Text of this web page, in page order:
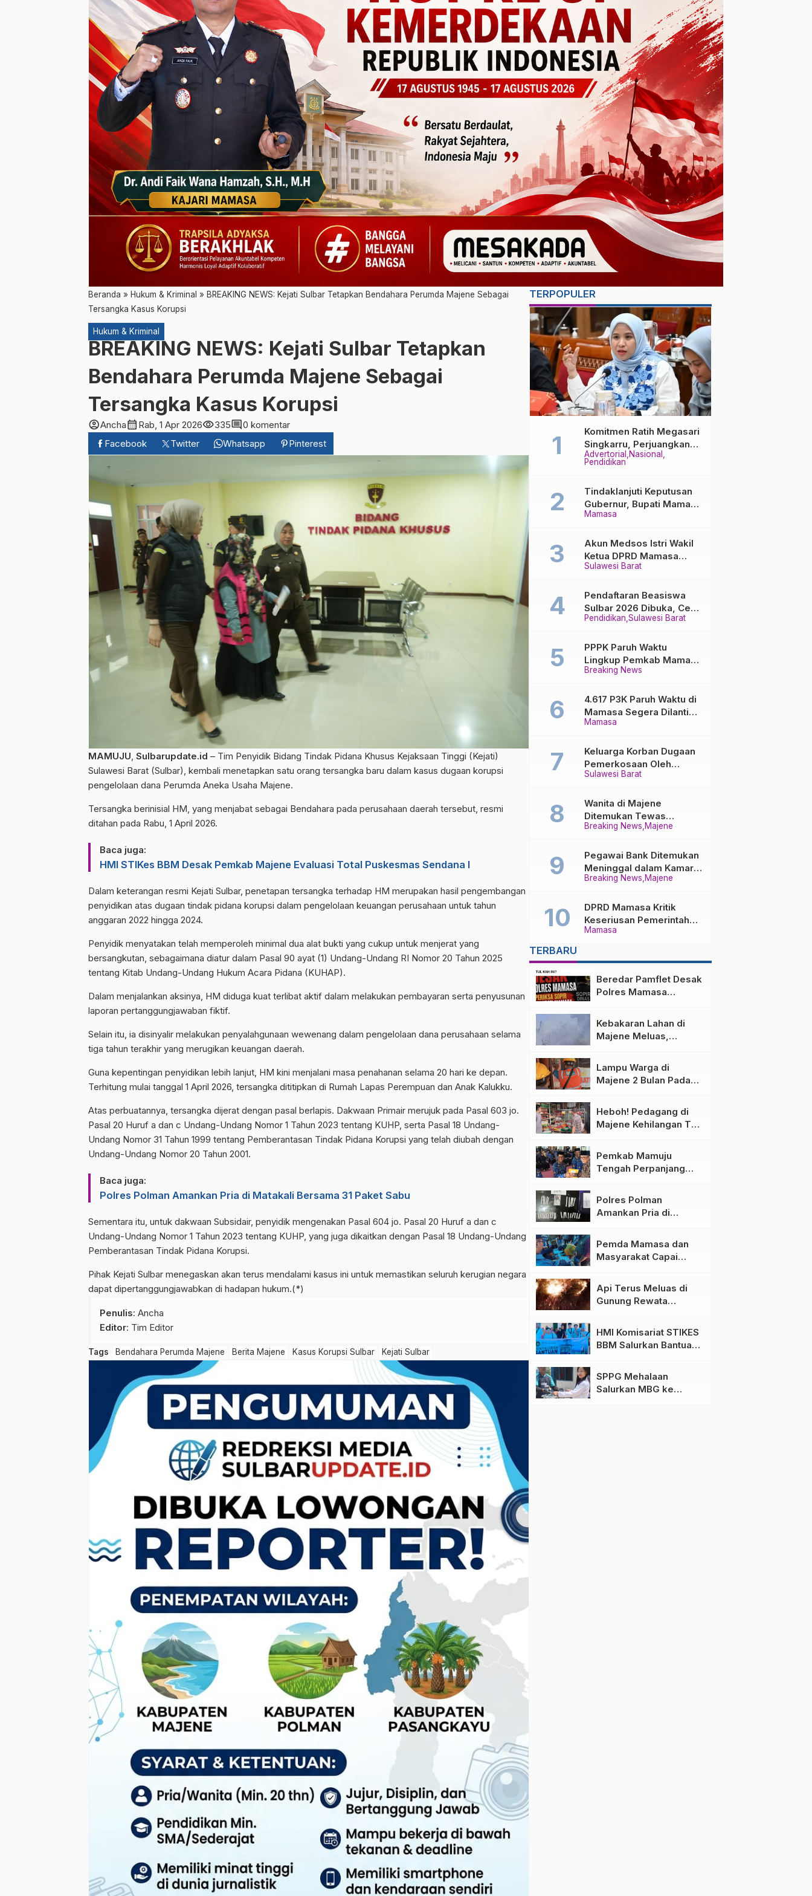
Beranda » Hukum & Kriminal » BREAKING NEWS: Kejati Sulbar Tetapkan Bendahara Perumda Majene Sebagai
Tersangka Kasus Korupsi
Hukum & Kriminal
BREAKING NEWS: Kejati Sulbar Tetapkan
Bendahara Perumda Majene Sebagai
Tersangka Kasus Korupsi
account_circleAnchacalendar_month Rab, 1 Apr 2026visibility335comment0 komentar
Facebook
Twitter Whatsapp Pinterest
MAMUJU, Sulbarupdate.id – Tim Penyidik Bidang Tindak Pidana Khusus Kejaksaan Tinggi (Kejati)
Sulawesi Barat (Sulbar), kembali menetapkan satu orang tersangka baru dalam kasus dugaan korupsi
pengelolaan dana Perumda Aneka Usaha Majene.
Tersangka berinisial HM, yang menjabat sebagai Bendahara pada perusahaan daerah tersebut, resmi
ditahan pada Rabu, 1 April 2026.
Baca juga:
HMI STIKes BBM Desak Pemkab Majene Evaluasi Total Puskesmas Sendana I
​Dalam keterangan resmi Kejati Sulbar, penetapan tersangka terhadap HM merupakan hasil pengembangan
penyidikan atas dugaan tindak pidana korupsi dalam pengelolaan keuangan perusahaan untuk tahun
anggaran 2022 hingga 2024.
Penyidik menyatakan telah memperoleh minimal dua alat bukti yang cukup untuk menjerat yang
bersangkutan, sebagaimana diatur dalam Pasal 90 ayat (1) Undang-Undang RI Nomor 20 Tahun 2025
tentang Kitab Undang-Undang Hukum Acara Pidana (KUHAP).
​Dalam menjalankan aksinya, HM diduga kuat terlibat aktif dalam melakukan pembayaran serta penyusunan
laporan pertanggungjawaban fiktif.
Selain itu, ia disinyalir melakukan penyalahgunaan wewenang dalam pengelolaan dana perusahaan selama
tiga tahun terakhir yang merugikan keuangan daerah.
​Guna kepentingan penyidikan lebih lanjut, HM kini menjalani masa penahanan selama 20 hari ke depan.
Terhitung mulai tanggal 1 April 2026, tersangka dititipkan di Rumah Lapas Perempuan dan Anak Kalukku.
​Atas perbuatannya, tersangka dijerat dengan pasal berlapis. Dakwaan Primair merujuk pada Pasal 603 jo.
Pasal 20 Huruf a dan c Undang-Undang Nomor 1 Tahun 2023 tentang KUHP, serta Pasal 18 Undang-
Undang Nomor 31 Tahun 1999 tentang Pemberantasan Tindak Pidana Korupsi yang telah diubah dengan
Undang-Undang Nomor 20 Tahun 2001.
Baca juga:
Polres Polman Amankan Pria di Matakali Bersama 31 Paket Sabu
​Sementara itu, untuk dakwaan Subsidair, penyidik mengenakan Pasal 604 jo. Pasal 20 Huruf a dan c
Undang-Undang Nomor 1 Tahun 2023 tentang KUHP, yang juga dikaitkan dengan Pasal 18 Undang-Undang
Pemberantasan Tindak Pidana Korupsi.
Pihak Kejati Sulbar menegaskan akan terus mendalami kasus ini untuk memastikan seluruh kerugian negara
dapat dipertanggungjawabkan di hadapan hukum.(*)
Penulis: Ancha
Editor: Tim Editor
Tags Bendahara Perumda Majene Berita Majene Kasus Korupsi Sulbar Kejati Sulbar
TERPOPULER
Advertorial
Nasional
Pendidikan
Komitmen Ratih Megasari
Singkarru, Perjuangkan
Beasiswa Pendidikan Dari
Mamasa
Tindaklanjuti Keputusan
Gubernur, Bupati Mamasa
Imbau Camat, Desa dan
Sulawesi Barat
Akun Medsos Istri Wakil
Ketua DPRD Mamasa
Diduga Diretas, Andi
Pendidikan Sulawesi Barat
Pendaftaran Beasiswa
Sulbar 2026 Dibuka, Cek
Syarat dan Cara Daftar
Breaking News
PPPK Paruh Waktu
Lingkup Pemkab Mamasa
Segera Dilantik, Ini
Mamasa
4.617 P3K Paruh Waktu di
Mamasa Segera Dilantik,
Ini Sistem Penggajiannya!
Sulawesi Barat
Keluarga Korban Dugaan
Pemerkosaan Oleh
Oknum PNS Desak
Mamasa
Breaking News Majene
Wanita di Majene
Ditemukan Tewas
Terbakar di Kamar,
Misterius
Breaking News Majene
Pegawai Bank Ditemukan
Meninggal dalam Kamar
Pondok 3R Majene, Polisi
Mamasa
DPRD Mamasa Kritik
Keseriusan Pemerintah
Urusi MBG
TERBARU
Beredar Pamflet Desak
Polres Mamasa
Bupati Terkait Dugaan
Nota Fiktif
Kebakaran Lahan di
Majene Meluas,
dan Permukiman
Warga
Lampu Warga di
Majene 2 Bulan Padam,
Begini!
Heboh! Pedagang di
Majene Kehilangan Tas
Penting
Pemkab Mamuju
Tengah Perpanjang
PPPK Hingga 2028
Polres Polman
Amankan Pria di
Paket Sabu
Pemda Mamasa dan
Masyarakat Capai
Pengaktifan TPA
Salurano
Api Terus Meluas di
Gunung Rewata
HMI Komisariat STIKES
BBM Salurkan Bantuan
di Limboro
SPPG Mehalaan
Salurkan MBG ke